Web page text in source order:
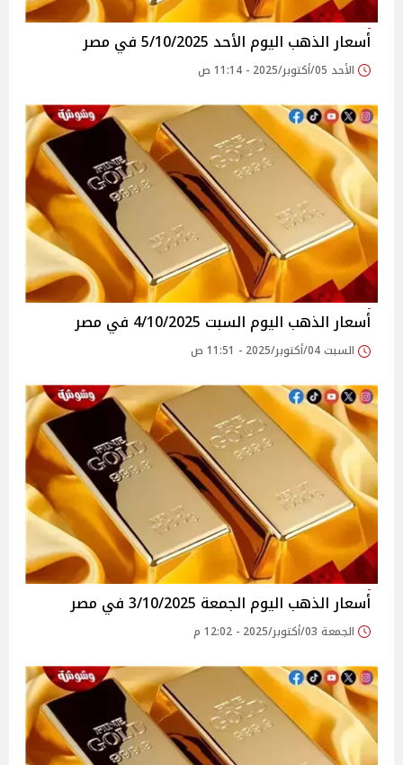
أسعار الذهب اليوم الأحد 5/10/2025 في مصر
الأحد 05/أكتوبر/2025 - 11:14 ص
أسعار الذهب اليوم السبت 4/10/2025 في مصر
السبت 04/أكتوبر/2025 - 11:51 ص
أسعار الذهب اليوم الجمعة 3/10/2025 في مصر
الجمعة 03/أكتوبر/2025 - 12:02 م